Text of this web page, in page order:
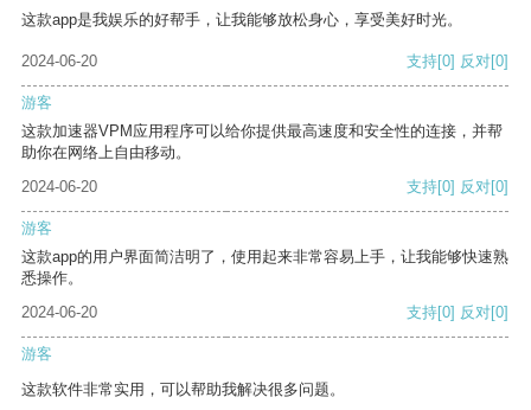
这款app是我娱乐的好帮手，让我能够放松身心，享受美好时光。
2024-06-20 支持[0] 反对[0]
游客
这款加速器VPM应用程序可以给你提供最高速度和安全性的连接，并帮
助你在网络上自由移动。
2024-06-20
支持[0] 反对[0]
游客
这款app的用户界面简洁明了，使用起来非常容易上手，让我能够快速熟
悉操作。
2024-06-20
支持[0] 反对[0]
游客
这款软件非常实用，可以帮助我解决很多问题。